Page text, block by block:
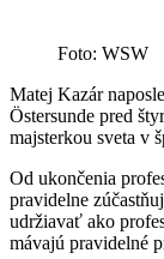
Foto: WSW
Matej Kazár
Östersunde pred
majsterkou sveta v
Od ukončenia
pravidelne
udržiavať ako
mávajú pravidelné